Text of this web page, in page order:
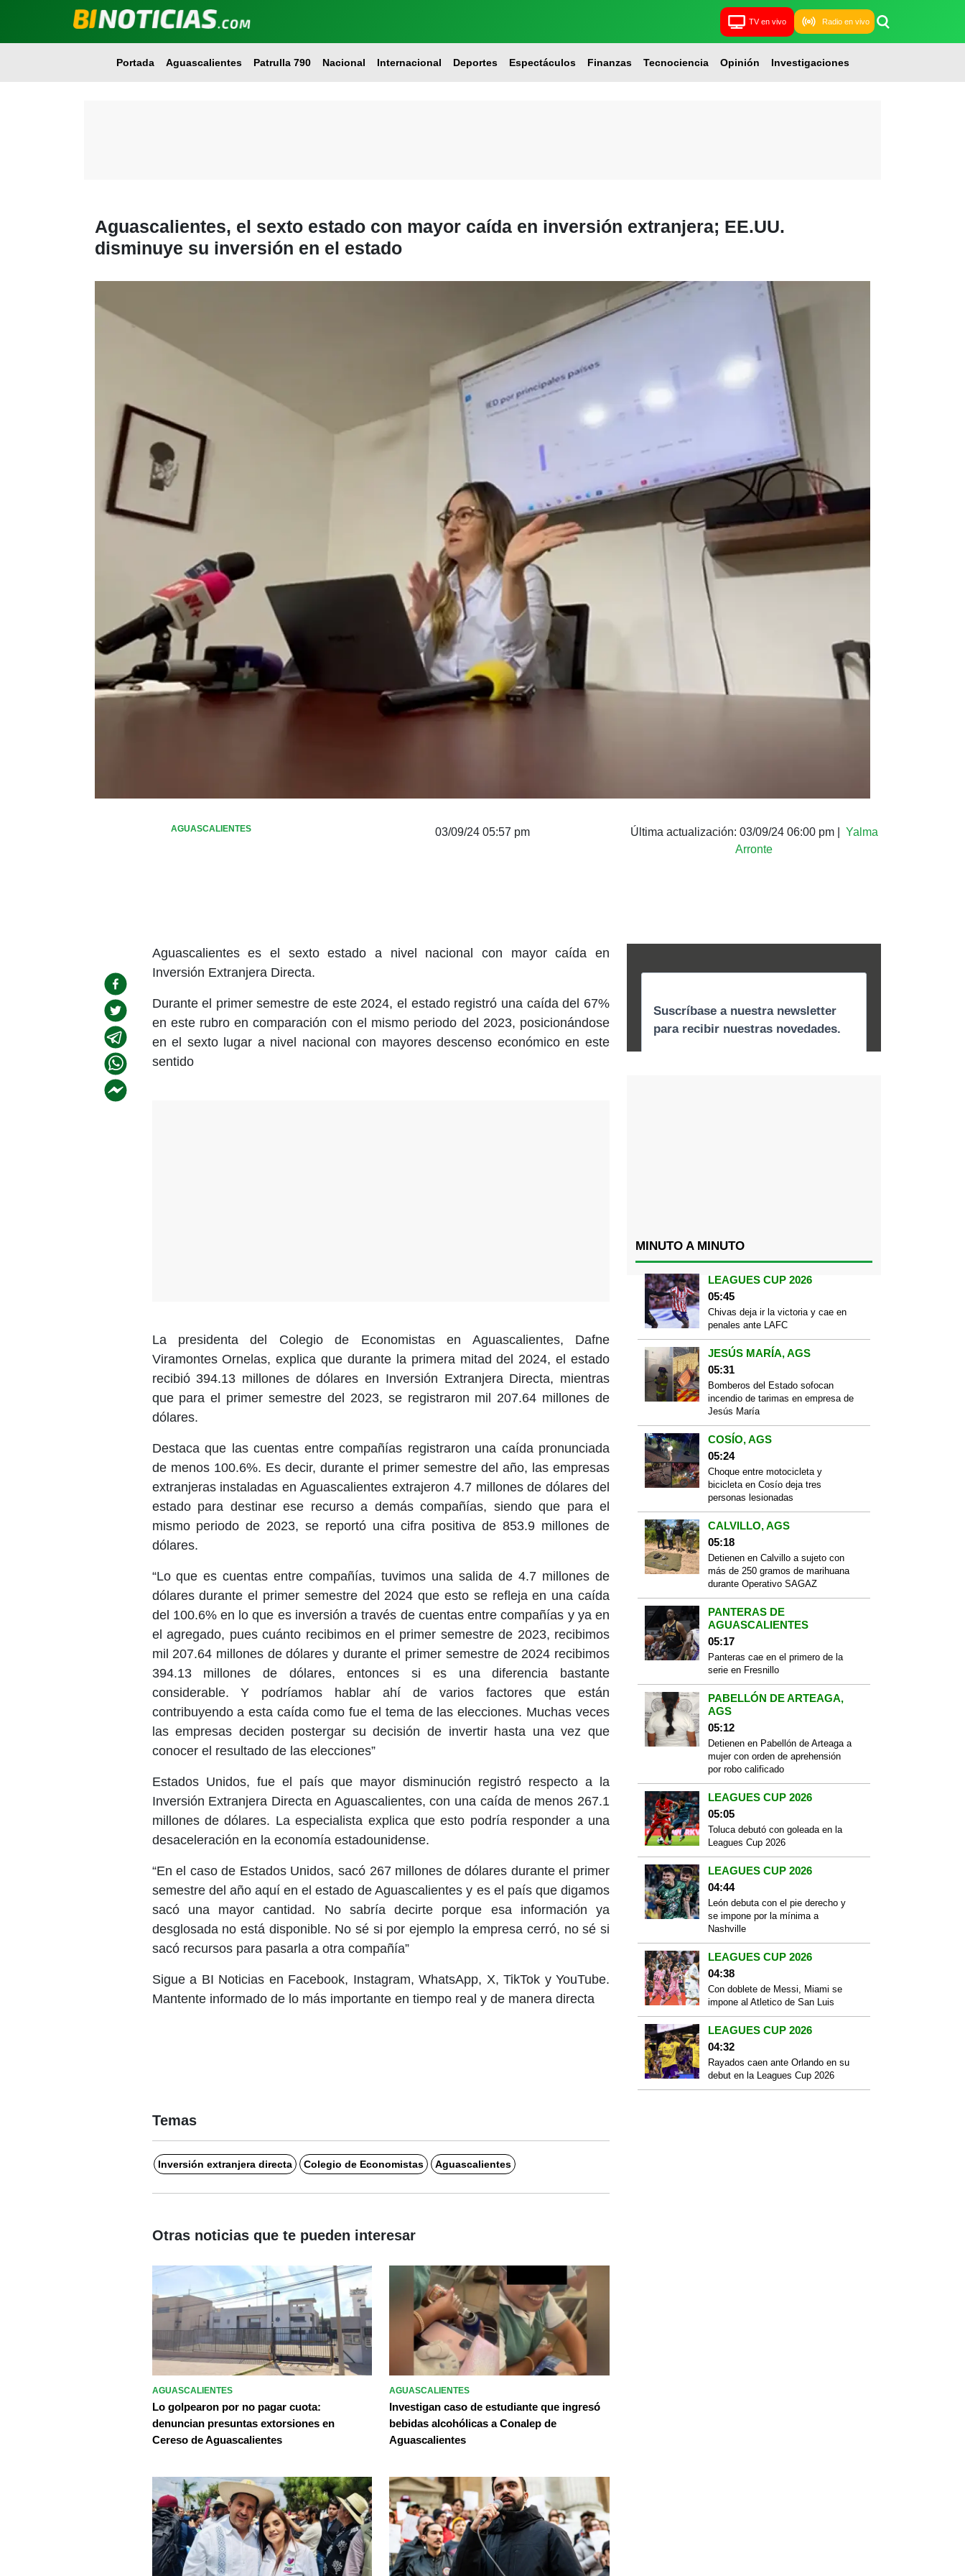
TV en vivo Radio en vivo
Portada Aguascalientes Patrulla 790 Nacional Internacional Deportes Espectáculos Finanzas Tecnociencia Opinión Investigaciones
Aguascalientes, el sexto estado con mayor caída en inversión extranjera; EE.UU.
disminuye su inversión en el estado
AGUASCALIENTES 03/09/24 05:57 pm Última actualización: 03/09/24 06:00 pm|
Yalma
Arronte
Aguascalientes es el sexto estado a nivel nacional con mayor caída en
Inversión Extranjera Directa.
Durante el primer semestre de este 2024, el estado registró una caída del 67%
en este rubro en comparación con el mismo periodo del 2023, posicionándose
en el sexto lugar a nivel nacional con mayores descenso económico en este
sentido
La presidenta del Colegio de Economistas en Aguascalientes, Dafne
Viramontes Ornelas, explica que durante la primera mitad del 2024, el estado
recibió 394.13 millones de dólares en Inversión Extranjera Directa, mientras
que para el primer semestre del 2023, se registraron mil 207.64 millones de
dólares.
Destaca que las cuentas entre compañías registraron una caída pronunciada
de menos 100.6%. Es decir, durante el primer semestre del año, las empresas
extranjeras instaladas en Aguascalientes extrajeron 4.7 millones de dólares del
estado para destinar ese recurso a demás compañías, siendo que para el
mismo periodo de 2023, se reportó una cifra positiva de 853.9 millones de
dólares.
“Lo que es cuentas entre compañías, tuvimos una salida de 4.7 millones de
dólares durante el primer semestre del 2024 que esto se refleja en una caída
del 100.6% en lo que es inversión a través de cuentas entre compañías y ya en
el agregado, pues cuánto recibimos en el primer semestre de 2023, recibimos
mil 207.64 millones de dólares y durante el primer semestre de 2024 recibimos
394.13 millones de dólares, entonces si es una diferencia bastante
considerable. Y podríamos hablar ahí de varios factores que están
contribuyendo a esta caída como fue el tema de las elecciones. Muchas veces
las empresas deciden postergar su decisión de invertir hasta una vez que
conocer el resultado de las elecciones”
Estados Unidos, fue el país que mayor disminución registró respecto a la
Inversión Extranjera Directa en Aguascalientes, con una caída de menos 267.1
millones de dólares. La especialista explica que esto podría responder a una
desaceleración en la economía estadounidense.
“En el caso de Estados Unidos, sacó 267 millones de dólares durante el primer
semestre del año aquí en el estado de Aguascalientes y es el país que digamos
sacó una mayor cantidad. No sabría decirte porque esa información ya
desglosada no está disponible. No sé si por ejemplo la empresa cerró, no sé si
sacó recursos para pasarla a otra compañía”
Sigue a BI Noticias en Facebook, Instagram, WhatsApp, X, TikTok y YouTube.
Mantente informado de lo más importante en tiempo real y de manera directa
Temas
Inversión extranjera directa Colegio de Economistas Aguascalientes
MINUTO A MINUTO
LEAGUES CUP 2026
05:45
Chivas deja ir la victoria y cae en
penales ante LAFC
JESÚS MARÍA, AGS
05:31
Bomberos del Estado sofocan
incendio de tarimas en empresa de
Jesús María
COSÍO, AGS
05:24
Choque entre motocicleta y
bicicleta en Cosío deja tres
personas lesionadas
CALVILLO, AGS
05:18
Detienen en Calvillo a sujeto con
más de 250 gramos de marihuana
durante Operativo SAGAZ
PANTERAS DE
AGUASCALIENTES
05:17
Panteras cae en el primero de la
serie en Fresnillo
PABELLÓN DE ARTEAGA,
AGS
05:12
Detienen en Pabellón de Arteaga a
mujer con orden de aprehensión
por robo calificado
LEAGUES CUP 2026
05:05
Toluca debutó con goleada en la
Leagues Cup 2026
LEAGUES CUP 2026
04:44
León debuta con el pie derecho y
se impone por la mínima a
Nashville
LEAGUES CUP 2026
04:38
Con doblete de Messi, Miami se
impone al Atletico de San Luis
LEAGUES CUP 2026
04:32
Rayados caen ante Orlando en su
debut en la Leagues Cup 2026
Otras noticias que te pueden interesar
AGUASCALIENTES
Lo golpearon por no pagar cuota:
denuncian presuntas extorsiones en
Cereso de Aguascalientes
AGUASCALIENTES
Investigan caso de estudiante que ingresó
bebidas alcohólicas a Conalep de
Aguascalientes